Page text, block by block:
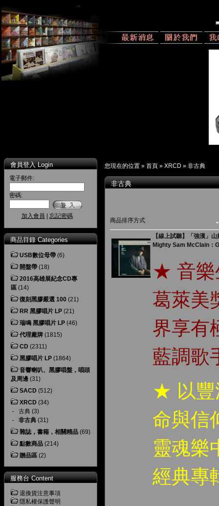
會員登入 Login
電子郵件:
密碼:
加入會員 忘記密碼
商品目錄 Categories
USB數位母帶 (6)
開盤帶 (18)
2016高雄展紀念CD專
區 (14)
復刻黑膠嚴選 100 (21)
RR 黑膠唱片 LP (21)
瑞鳴 黑膠唱片 LP (46)
代理廠牌 (1815)
CD (2311)
黑膠唱片 LP (1864)
音響喇叭、黑膠唱盤，唱頭
及周邊 (31)
SACD (512)
XRCD (34)
- 古典 (3)
- 非古典 (31)
雜誌，書籍，相關精品 (69)
點數商品 (214)
贈品區 (2)
服務台 Content
退換貨注意事項
隱私權保護聲明
您現在的位置 » 首頁 » XRCD » 非古典
非古典
商品排序方式
【線上試聽】「強漢」
Mighty Sam McClain：
★ 音樂
葛萊美
界享有
藍調歌
★ 以豐
命與信
靈魂樂
經典專